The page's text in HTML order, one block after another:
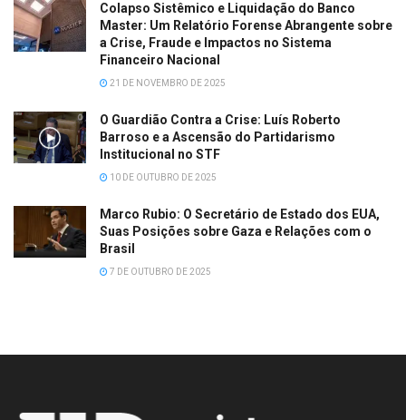
Colapso Sistêmico e Liquidação do Banco
Master: Um Relatório Forense Abrangente sobre
a Crise, Fraude e Impactos no Sistema
Financeiro Nacional
21 DE NOVEMBRO DE 2025
O Guardião Contra a Crise: Luís Roberto
Barroso e a Ascensão do Partidarismo
Institucional no STF
10 DE OUTUBRO DE 2025
Marco Rubio: O Secretário de Estado dos EUA,
Suas Posições sobre Gaza e Relações com o
Brasil
7 DE OUTUBRO DE 2025